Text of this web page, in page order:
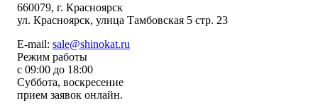
660079, г. Красноярск
ул. Красноярск, улица Тамбовская 5 стр. 23
E-mail: sale@shinokat.ru
Режим работы
с 09:00 до 18:00
Суббота, воскресение
прием заявок онлайн.